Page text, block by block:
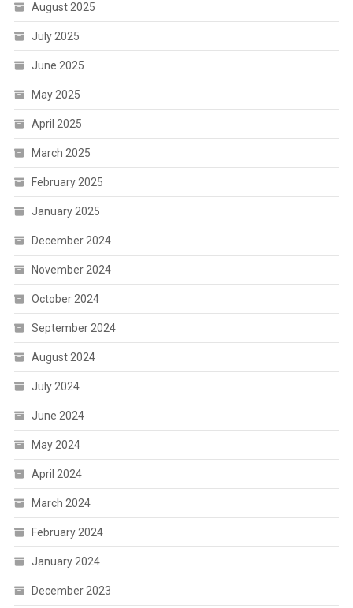
August 2025
July 2025
June 2025
May 2025
April 2025
March 2025
February 2025
January 2025
December 2024
November 2024
October 2024
September 2024
August 2024
July 2024
June 2024
May 2024
April 2024
March 2024
February 2024
January 2024
December 2023